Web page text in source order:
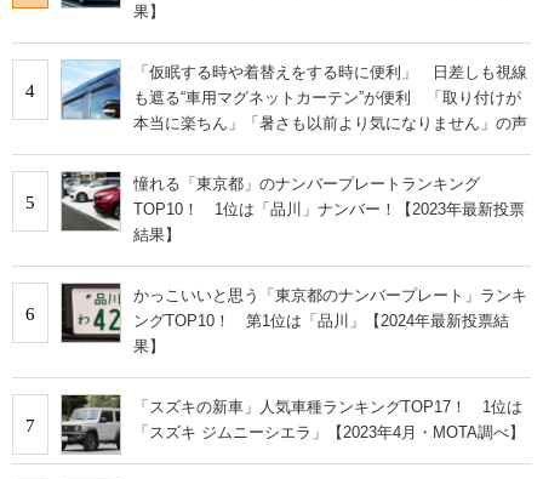
果】
4
「仮眠する時や着替えをする時に便利」 日差しも視線
も遮る“車用マグネットカーテン”が便利 「取り付けが
本当に楽ちん」「暑さも以前より気になりません」の声
5
憧れる「東京都」のナンバープレートランキング
TOP10！ 1位は「品川」ナンバー！【2023年最新投票
結果】
6
かっこいいと思う「東京都のナンバープレート」ランキ
ングTOP10！ 第1位は「品川」【2024年最新投票結
果】
7
「スズキの新車」人気車種ランキングTOP17！ 1位は
「スズキ ジムニーシエラ」【2023年4月・MOTA調べ】